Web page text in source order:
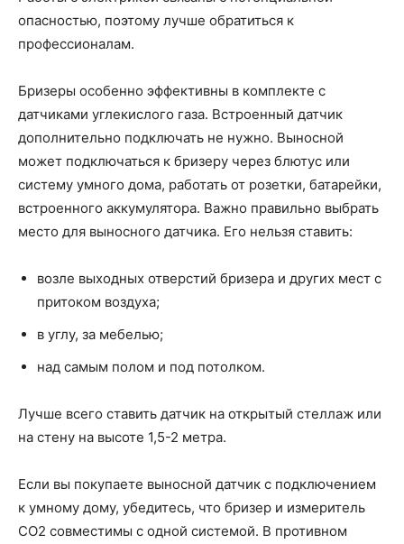
опасностью, поэтому лучше обратиться к
профессионалам.
Бризеры особенно эффективны в комплекте с
датчиками углекислого газа. Встроенный датчик
дополнительно подключать не нужно. Выносной
может подключаться к бризеру через блютус или
систему умного дома, работать от розетки, батарейки,
встроенного аккумулятора. Важно правильно выбрать
место для выносного датчика. Его нельзя ставить:
возле выходных отверстий бризера и других мест с
притоком воздуха;
в углу, за мебелью;
над самым полом и под потолком.
Лучше всего ставить датчик на открытый стеллаж или
на стену на высоте 1,5-2 метра.
Если вы покупаете выносной датчик с подключением
к умному дому, убедитесь, что бризер и измеритель
CO2 совместимы с одной системой. В противном